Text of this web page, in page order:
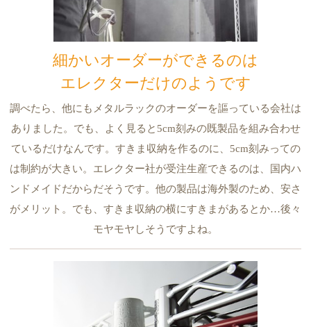
細かいオーダーができるのは
エレクターだけのようです
調べたら、他にもメタルラックのオーダーを謳っている会社は
ありました。でも、よく見ると5cm刻みの既製品を組み合わせ
ているだけなんです。すきま収納を作るのに、5cm刻みっての
は制約が大きい。エレクター社が受注生産できるのは、国内ハ
ンドメイドだからだそうです。他の製品は海外製のため、安さ
がメリット。でも、すきま収納の横にすきまがあるとか…後々
モヤモヤしそうですよね。